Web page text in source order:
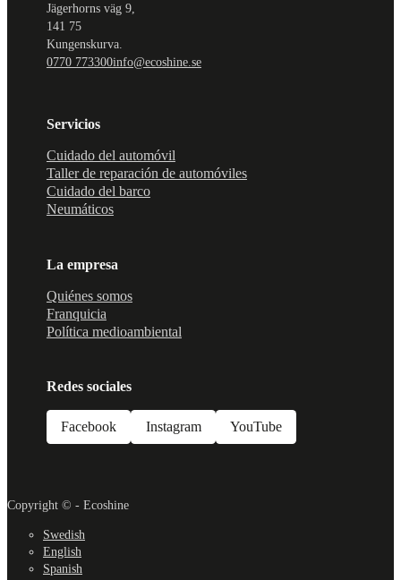
Jägerhorns väg 9,
141 75
Kungenskurva.
0770 773300info@ecoshine.se
Servicios
Cuidado del automóvil
Taller de reparación de automóviles
Cuidado del barco
Neumáticos
La empresa
Quiénes somos
Franquicia
Política medioambiental
Redes sociales
Facebook Instagram YouTube
Copyright © - Ecoshine
Swedish
English
Spanish